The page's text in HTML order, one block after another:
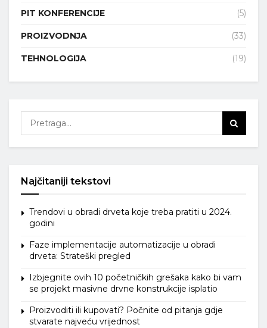
PIT KONFERENCIJE (5)
PROIZVODNJA (33)
TEHNOLOGIJA (19)
Najčitaniji tekstovi
Trendovi u obradi drveta koje treba pratiti u 2024.
godini
Faze implementacije automatizacije u obradi
drveta: Strateški pregled
Izbjegnite ovih 10 početničkih grešaka kako bi vam
se projekt masivne drvne konstrukcije isplatio
Proizvoditi ili kupovati? Počnite od pitanja gdje
stvarate najveću vrijednost